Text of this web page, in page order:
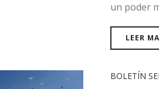
un poder
LEER
BOLETÍN